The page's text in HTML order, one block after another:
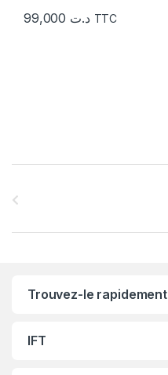
د.ت TTC
Trouvez-le rapidement
IFT